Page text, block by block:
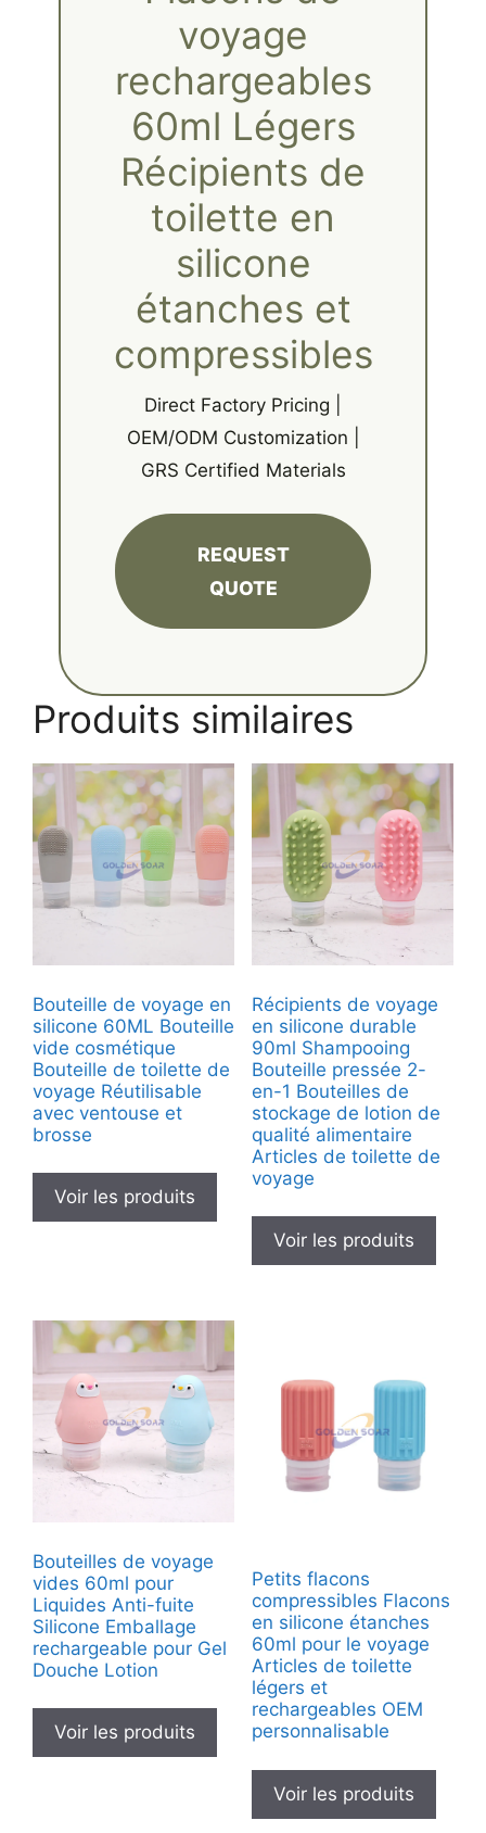
voyage
rechargeables
60ml Légers
Récipients de
toilette en
silicone
étanches et
compressibles
Direct Factory Pricing |
OEM/ODM Customization |
GRS Certified Materials
REQUEST
QUOTE
Produits similaires
Bouteille de voyage en
silicone 60ML Bouteille
vide cosmétique
Bouteille de toilette de
voyage Réutilisable
avec ventouse et
brosse
Voir les produits
Récipients de voyage
en silicone durable
90ml Shampooing
Bouteille pressée 2-
en-1 Bouteilles de
stockage de lotion de
qualité alimentaire
Articles de toilette de
voyage
Voir les produits
Bouteilles de voyage
vides 60ml pour
Liquides Anti-fuite
Silicone Emballage
rechargeable pour Gel
Douche Lotion
Voir les produits
Petits flacons
compressibles Flacons
en silicone étanches
60ml pour le voyage
Articles de toilette
légers et
rechargeables OEM
personnalisable
Voir les produits